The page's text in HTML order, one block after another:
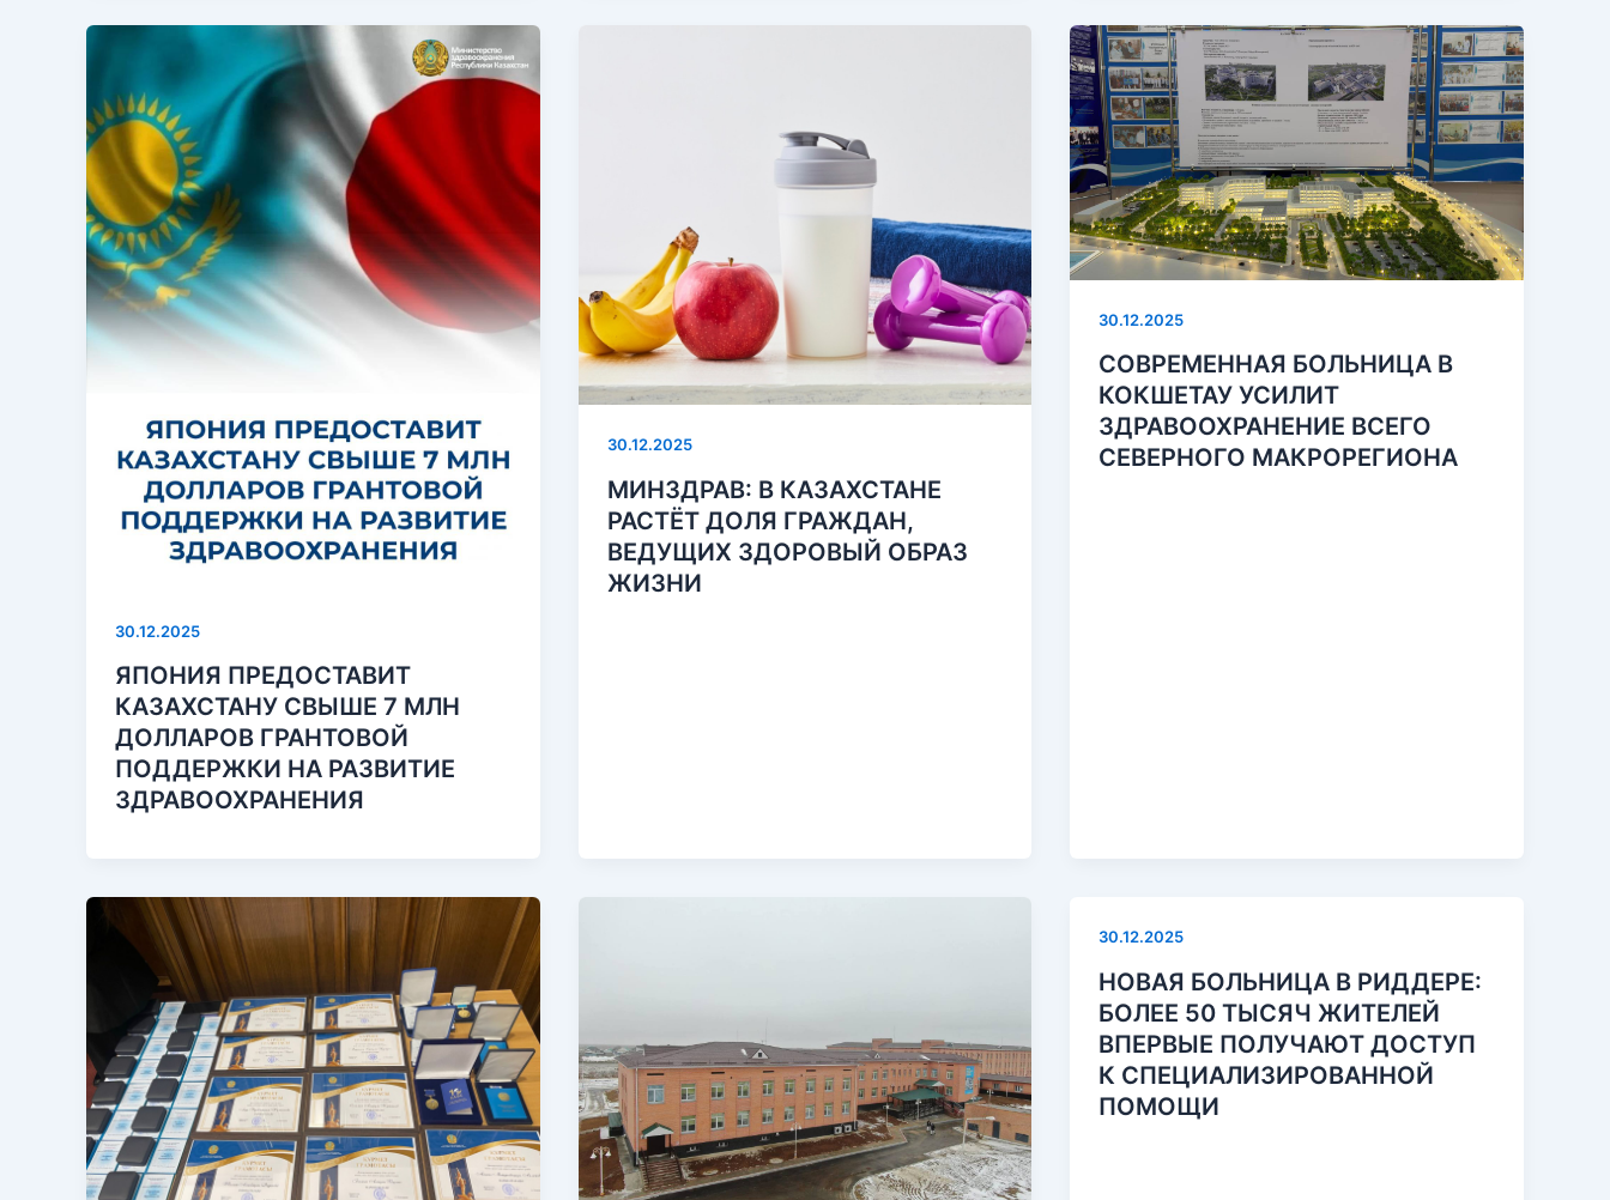
30.12.2025
ЯПОНИЯ ПРЕДОСТАВИТ
КАЗАХСТАНУ СВЫШЕ 7 МЛН
ДОЛЛАРОВ ГРАНТОВОЙ
ПОДДЕРЖКИ НА РАЗВИТИЕ
ЗДРАВООХРАНЕНИЯ
30.12.2025
МИНЗДРАВ: В КАЗАХСТАНЕ
РАСТЁТ ДОЛЯ ГРАЖДАН,
ВЕДУЩИХ ЗДОРОВЫЙ ОБРАЗ
ЖИЗНИ
30.12.2025
СОВРЕМЕННАЯ БОЛЬНИЦА В
КОКШЕТАУ УСИЛИТ
ЗДРАВООХРАНЕНИЕ ВСЕГО
СЕВЕРНОГО МАКРОРЕГИОНА
30.12.2025
НОВАЯ БОЛЬНИЦА В РИДДЕРЕ:
БОЛЕЕ 50 ТЫСЯЧ ЖИТЕЛЕЙ
ВПЕРВЫЕ ПОЛУЧАЮТ ДОСТУП
К СПЕЦИАЛИЗИРОВАННОЙ
ПОМОЩИ